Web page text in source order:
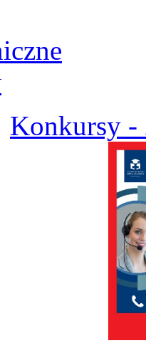
Konkursy -